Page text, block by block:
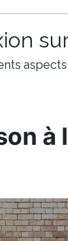
à